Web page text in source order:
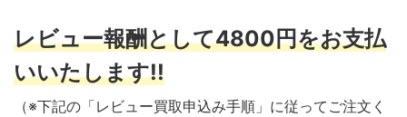
レビュー報酬として4800円をお支払
いいたします!!
（※下記の「レビュー買取申込み手順」に従ってご注文く